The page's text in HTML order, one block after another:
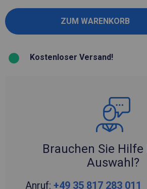
Kostenloser Versand!
Brauchen Sie Hilfe
Auswahl?
Anruf: +49 35 817 283 011